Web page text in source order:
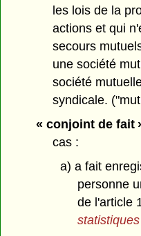
les lois de la
actions et qui
secours
une société
société
syndicale.
« conjoint de fait
cas :
a) a fait
personne
de l'article